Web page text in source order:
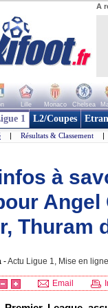
A
Lille Monaco Chelsea
1 L2/Coupes
| Résultats & Classement |
à
Thuram
-Actu Ligue 1, Mise en
Email